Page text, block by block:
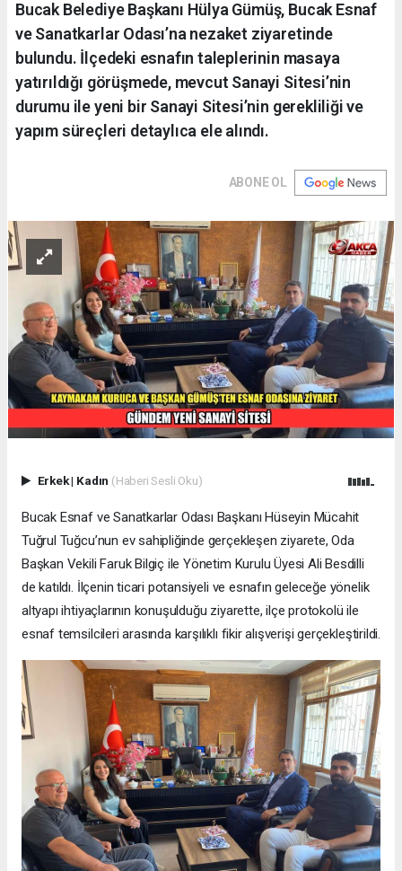
Bucak Belediye Başkanı Hülya Gümüş, Bucak Esnaf
ve Sanatkarlar Odası’na nezaket ziyaretinde
bulundu. İlçedeki esnafın taleplerinin masaya
yatırıldığı görüşmede, mevcut Sanayi Sitesi’nin
durumu ile yeni bir Sanayi Sitesi’nin gerekliliği ve
yapım süreçleri detaylıca ele alındı.
ABONE OL
Erkek| Kadın (Haberi Sesli Oku)
Bucak Esnaf ve Sanatkarlar Odası Başkanı Hüseyin Mücahit
Tuğrul Tuğcu’nun ev sahipliğinde gerçekleşen ziyarete, Oda
Başkan Vekili Faruk Bilgiç ile Yönetim Kurulu Üyesi Ali Besdilli
de katıldı. İlçenin ticari potansiyeli ve esnafın geleceğe yönelik
altyapı ihtiyaçlarının konuşulduğu ziyarette, ilçe protokolü ile
esnaf temsilcileri arasında karşılıklı fikir alışverişi gerçekleştirildi.